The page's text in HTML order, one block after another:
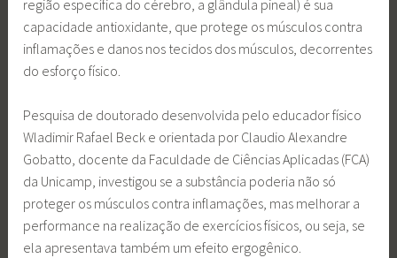
região específica do cérebro, a glândula pineal) é sua
capacidade antioxidante, que protege os músculos contra
inflamações e danos nos tecidos dos músculos, decorrentes
do esforço físico.
Pesquisa de doutorado desenvolvida pelo educador físico
Wladimir Rafael Beck e orientada por Claudio Alexandre
Gobatto, docente da Faculdade de Ciências Aplicadas (FCA)
da Unicamp, investigou se a substância poderia não só
proteger os músculos contra inflamações, mas melhorar a
performance na realização de exercícios físicos, ou seja, se
ela apresentava também um efeito ergogênico.